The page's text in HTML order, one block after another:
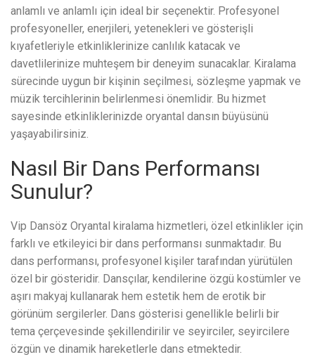
anlamlı ve anlamlı için ideal bir seçenektir. Profesyonel
profesyoneller, enerjileri, yetenekleri ve gösterişli
kıyafetleriyle etkinliklerinize canlılık katacak ve
davetlilerinize muhteşem bir deneyim sunacaklar. Kiralama
sürecinde uygun bir kişinin seçilmesi, sözleşme yapmak ve
müzik tercihlerinin belirlenmesi önemlidir. Bu hizmet
sayesinde etkinliklerinizde oryantal dansın büyüsünü
yaşayabilirsiniz.
Nasıl Bir Dans Performansı
Sunulur?
Vip Dansöz Oryantal kiralama hizmetleri, özel etkinlikler için
farklı ve etkileyici bir dans performansı sunmaktadır. Bu
dans performansı, profesyonel kişiler tarafından yürütülen
özel bir gösteridir. Dansçılar, kendilerine özgü kostümler ve
aşırı makyaj kullanarak hem estetik hem de erotik bir
görünüm sergilerler. Dans gösterisi genellikle belirli bir
tema çerçevesinde şekillendirilir ve seyirciler, seyircilere
özgün ve dinamik hareketlerle dans etmektedir.